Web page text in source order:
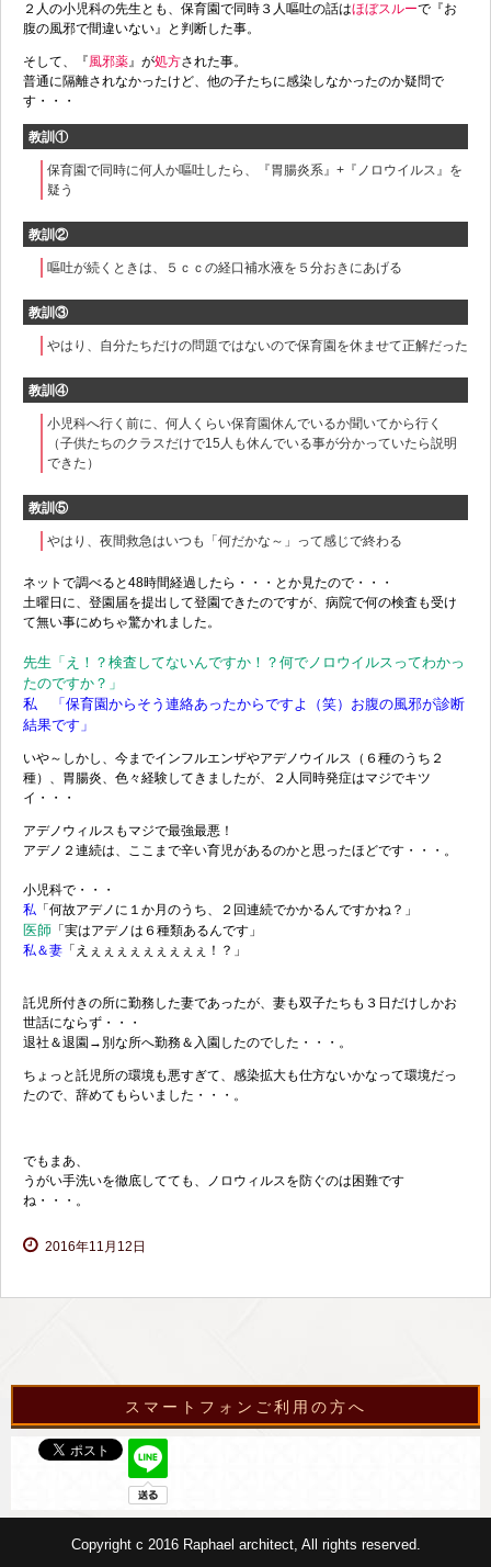
２人の小児科の先生とも、保育園で同時３人嘔吐の話はほぼスルーで『お
腹の風邪で間違いない』と判断した事。
そして、『風邪薬』が処方された事。
普通に隔離されなかったけど、他の子たちに感染しなかったのか疑問で
す・・・
教訓①
保育園で同時に何人か嘔吐したら、『胃腸炎系』+『ノロウイルス』を
疑う
教訓②
嘔吐が続くときは、５ｃｃの経口補水液を５分おきにあげる
教訓③
やはり、自分たちだけの問題ではないので保育園を休ませて正解だった
教訓④
小児科へ行く前に、何人くらい保育園休んでいるか聞いてから行く
（子供たちのクラスだけで15人も休んでいる事が分かっていたら説明
できた）
教訓⑤
やはり、夜間救急はいつも「何だかな～」って感じで終わる
ネットで調べると48時間経過したら・・・とか見たので・・・
土曜日に、登園届を提出して登園できたのですが、病院で何の検査も受け
て無い事にめちゃ驚かれました。
先生「え！？検査してないんですか！？何でノロウイルスってわかっ
たのですか？」
私 「保育園からそう連絡あったからですよ（笑）お腹の風邪が診断
結果です」
いや～しかし、今までインフルエンザやアデノウイルス（６種のうち２
種）、胃腸炎、色々経験してきましたが、２人同時発症はマジでキツ
イ・・・
アデノウィルスもマジで最強最悪！
アデノ２連続は、ここまで辛い育児があるのかと思ったほどです・・・。
小児科で・・・
私 「何故アデノに１か月のうち、２回連続でかかるんですかね？」
医師 「実はアデノは６種類あるんです」
私＆妻 「えぇぇぇぇぇぇぇぇぇ！？」
託児所付きの所に勤務した妻であったが、妻も双子たちも３日だけしかお
世話にならず・・・
退社＆退園→別な所へ勤務＆入園したのでした・・・。
ちょっと託児所の環境も悪すぎて、感染拡大も仕方ないかなって環境だっ
たので、辞めてもらいました・・・。
でもまあ、
うがい手洗いを徹底してても、ノロウィルスを防ぐのは困難です
ね・・・。
2016年11月12日
スマートフォンご利用の方へ
Copyright c 2016 Raphael architect, All rights reserved.